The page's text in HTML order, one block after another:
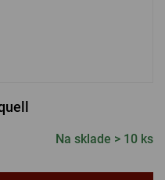
Na sklade > 10 ks